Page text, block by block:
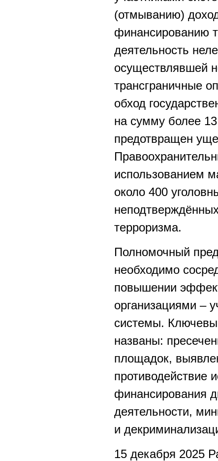
(отмыванию)
финансированию
деятельность
осуществлявшей
трансграничные
обход
на сумму более
предотвращен
использованием
около 400
терроризма.
Полномочный
необходимо
повышении
организациями –
системы.
названы:
площадок,
противодействие
финансирования
деятельности,
и
15 декабря 2025